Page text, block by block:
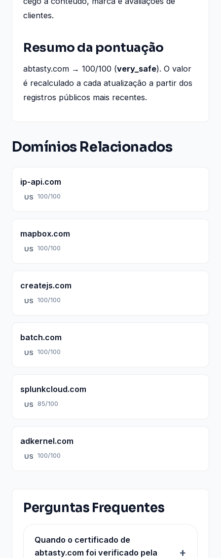
clientes.
Resumo da pontuação
abtasty.com → 100/100 (very_safe). O valor
é recalculado a cada atualização a partir dos
registros públicos mais recentes.
Domínios Relacionados
ip-api.com
US 100/100
mapbox.com
US 100/100
createjs.com
US 100/100
batch.com
US 100/100
splunkcloud.com
US 85/100
adkernel.com
US 100/100
Perguntas Frequentes
Quando o certificado de
abtasty.com foi verificado pela